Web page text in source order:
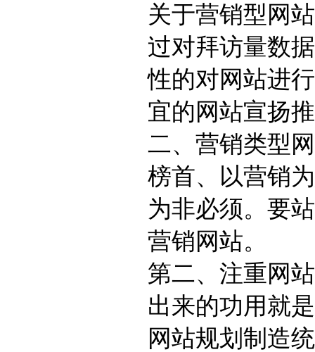
关于营销型网
过对拜访量数
性的对网站进
宜的网站宣扬
二、营销类型
榜首、以营销
为非必须。要
营销网站。
第二、注重网
出来的功用就
网站规划制造